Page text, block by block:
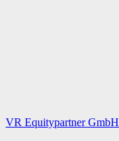
VR Equitypartner GmbH